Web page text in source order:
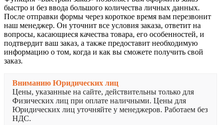
быстро и без ввода большого количества личных данных.
После отправки формы через короткое время вам перезвонит
наш менеджер. Он уточнит все условия заказа, ответит на
вопросы, касающиеся качества товара, его особенностей, и
подтвердит ваш заказ, а также предоставит необходимую
информацию о том, когда и как вы сможете получить свой
заказ.
Вниманию Юридических лиц
Цены, указанные на сайте, действительны только для
Физических лиц при оплате наличными. Цены для
Юридических лиц уточняйте у менеджеров. Работаем без
НДС.